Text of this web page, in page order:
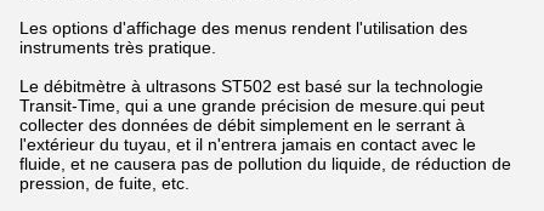
Les options d'affichage des menus rendent l'utilisation des
instruments très pratique.
Le débitmètre à ultrasons ST502 est basé sur la technologie
Transit-Time, qui a une grande précision de mesure.qui peut
collecter des données de débit simplement en le serrant à
l'extérieur du tuyau, et il n'entrera jamais en contact avec le
fluide, et ne causera pas de pollution du liquide, de réduction de
pression, de fuite, etc.